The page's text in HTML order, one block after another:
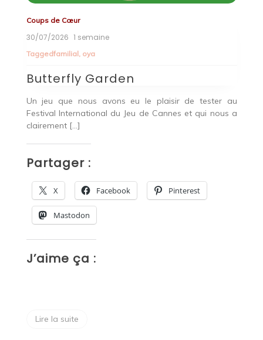
Coups de Cœur
30/07/2026 1 semaine
Taggedfamilial, oya
Butterfly Garden
Un jeu que nous avons eu le plaisir de tester au
Festival International du Jeu de Cannes et qui nous a
clairement […]
Partager :
X Facebook Pinterest
Mastodon
J’aime ça :
Lire la suite